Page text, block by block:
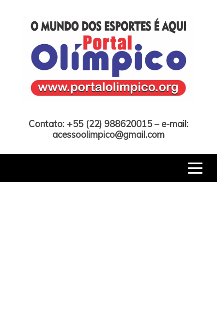
Contato: +55 (22) 988620015 – e-mail:
acessoolimpico@gmail.com